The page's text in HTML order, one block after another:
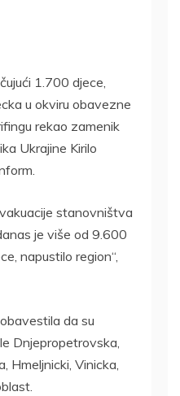
1.700 djece,
u okviru obavezne
rekao zamenik
Ukrajine Kirilo
stanovništva
je više od 9.600
napustilo region“,
da su
Dnjepropetrovska,
Hmeljnicki, Vinicka,